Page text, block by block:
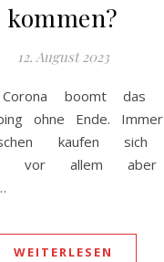
kommen?
12. August 2023
boomt das
ohne Ende.
kaufen sich
vor allem
WEITERLESEN